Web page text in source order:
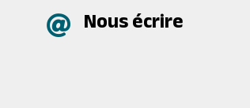
 Nous écrire